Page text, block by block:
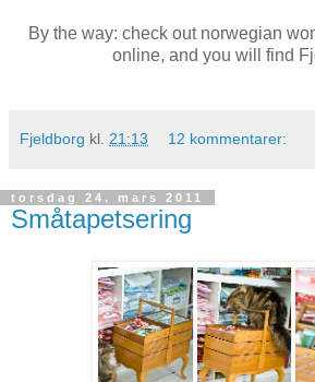
By the way: check out norwegian
online, and you will find
Fjeldborg kl. 21:13 12 kommentarer:
torsdag 24. mars 2011
Småtapetsering